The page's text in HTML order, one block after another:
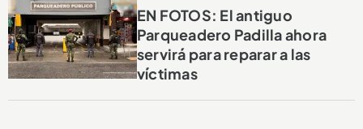
EN FOTOS: El antiguo
Parqueadero Padilla ahora
servirá para reparar a las
víctimas